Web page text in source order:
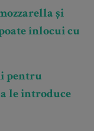
și
înlocui cu
pentru
le introduce